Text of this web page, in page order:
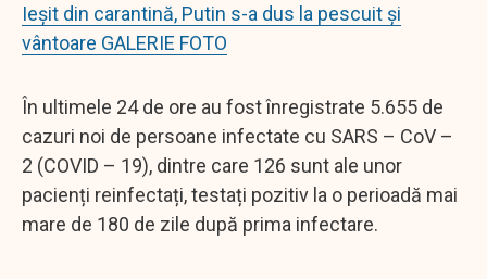
Ieșit din carantină, Putin s-a dus la pescuit și
vântoare GALERIE FOTO
În ultimele 24 de ore au fost înregistrate 5.655 de
cazuri noi de persoane infectate cu SARS – CoV –
2 (COVID – 19), dintre care 126 sunt ale unor
pacienți reinfectați, testați pozitiv la o perioadă mai
mare de 180 de zile după prima infectare.